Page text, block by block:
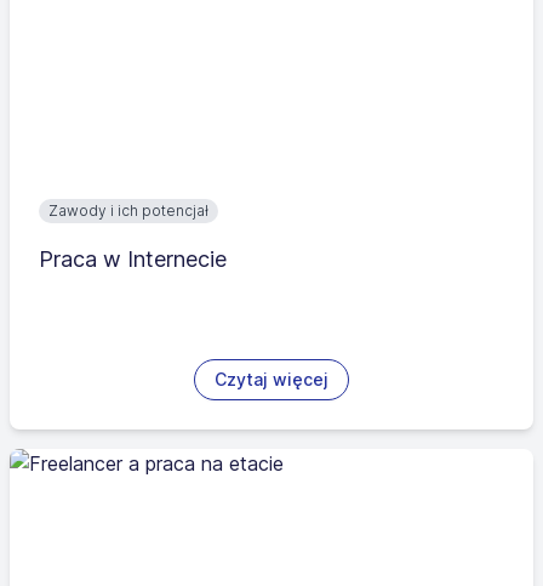
Zawody i ich potencjał
Praca w Internecie
Czytaj więcej